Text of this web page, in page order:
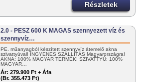
Részletek
2.0 - PESZ 600 K MAGAS szennyezett víz és
szennyvíz…
PE. műanyagból készített szennyvíz átemelő akna
szivattyúval! INGYENES SZÁLLÍTÁS Magyarországra!
AKNA: 100% MAGYAR TERMÉK! SZIVATTYÚ: 100%
MAGYAR…
Ár: 279.900 Ft + Áfa
(Br. 355.473 Ft)